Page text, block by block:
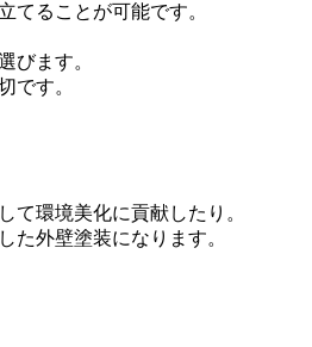
てることが可能です。
びます。
です。
環境美化に貢献したり。
た外壁塗装になります。